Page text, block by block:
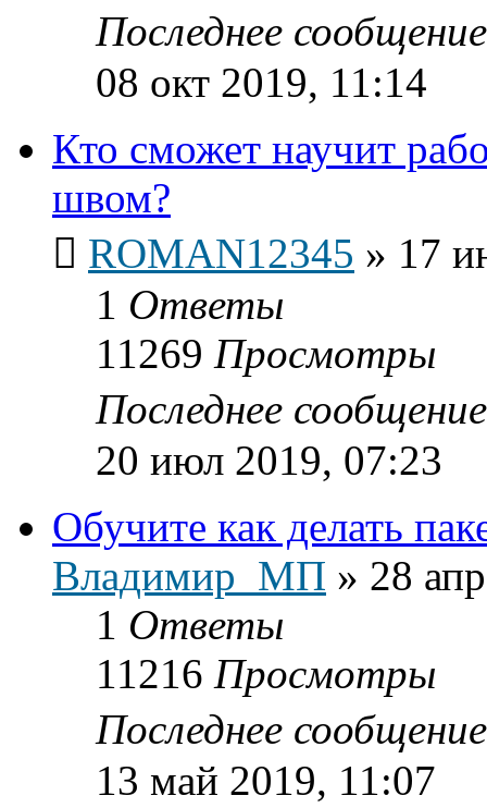
Последнее
08 окт 2019, 11:14
Кто сможет научит
швом?
ROMAN12345 » 17
1 Ответы
11269 Просмотры
Последнее
20 июл 2019, 07:23
Обучите как делать
Владимир_МП » 28
1 Ответы
11216 Просмотры
Последнее
13 май 2019, 11:07